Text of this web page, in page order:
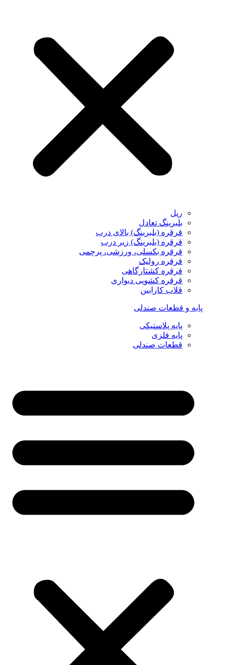
ریل
بلبرینگ تعادل
قرقره (بلبرینگ) بالای درب
قرقره (بلبرینگ) زیر درب
قرقره بکسلی، ورزشی، پرچمی
قرقره رولیک
قرقره کشتارگاهی
قرقره کشویی دیواری
قلاب کارابین
پایه و قطعات صندلی
پایه پلاستیکی
پایه فلزی
قطعات صندلی